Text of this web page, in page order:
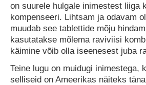
on suurele hulgale inimestest liiga
kompenseeri. Lihtsam ja odavam
muudab see tablettide mõju
kasutatakse mõlema raviviisi
käimine võib olla iseenesest juba
Teine lugu on muidugi inimestega,
selliseid on Ameerikas näiteks